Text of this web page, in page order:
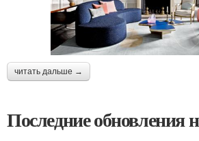
читать дальше →
Последние обновления